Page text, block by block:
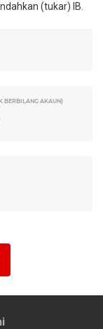
(tukar) IB.
BERBILANG AKAUN)